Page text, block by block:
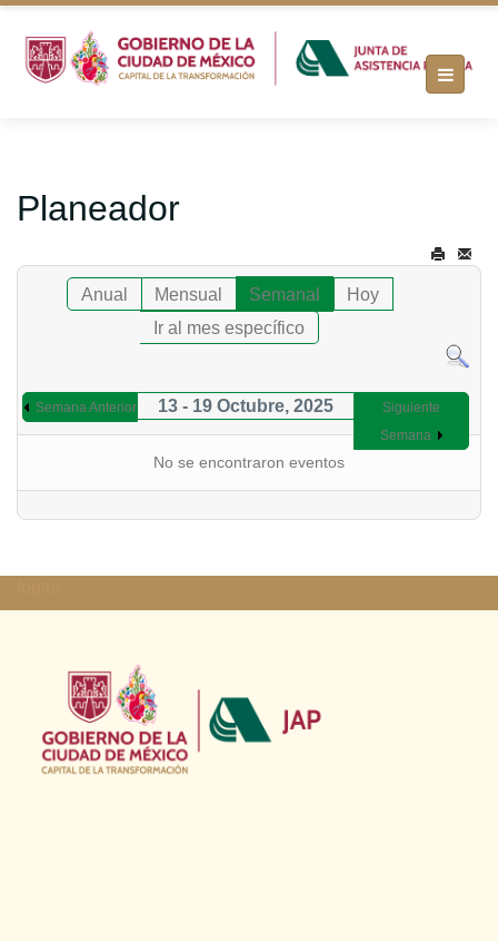
Planeador
Anual Mensual Semanal
Hoy
Ir al mes específico
Semana Anterior 13 - 19 Octubre, 2025
Siguiente
Semana
No se encontraron eventos